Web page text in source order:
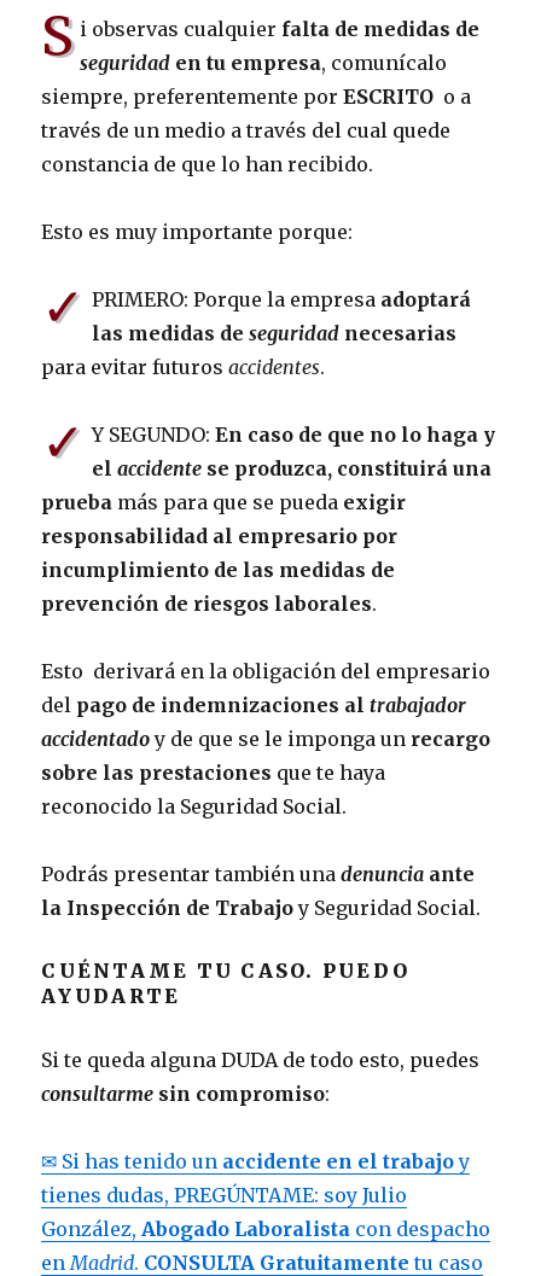
S i observas cualquier falta de medidas de
seguridaden tu empresa, comunícalo
siempre, preferentemente porESCRITO o a
través de un medio a través del cual quede
constancia de que lo han recibido.
Esto es muy importante porque:
✓ PRIMERO: Porque la empresa adoptará
las medidas de seguridadnecesarias
para evitar futurosaccidentes.
✓ Y SEGUNDO: En caso de que no lo haga y
el accidentese produzca, constituirá una
prueba más para que se pueda exigir
responsabilidad al empresario por
incumplimiento de las medidas de
prevención de riesgos laborales.
Esto derivará en la obligación del empresario
del pago de indemnizaciones altrabajador
accidentadoy de que se le imponga un recargo
sobre las prestaciones que te haya
reconocido la Seguridad Social.
Podrás presentar también unadenuncia ante
la Inspección de Trabajoy Seguridad Social.
CUÉNTAME TU CASO. PUEDO
AYUDARTE
Si te queda alguna DUDA de todo esto, puedes
consultarme sin compromiso:
✉ Si has tenido un accidente en el trabajoy
tienes dudas, PREGÚNTAME: soy Julio
González, Abogado Laboralista con despacho
en Madrid. CONSULTA Gratuitamente tu caso